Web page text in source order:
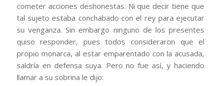
cometer acciones deshonestas. Ni que decir tiene que
tal sujeto estaba conchabado con el rey para ejecutar
su venganza. Sin embargo ninguno de los presentes
quiso responder, pues todos consideraron que el
propio monarca, al estar emparentado con la acusada,
saldría en defensa suya. Pero no fue así, y haciendo
llamar a su sobrina le dijo: